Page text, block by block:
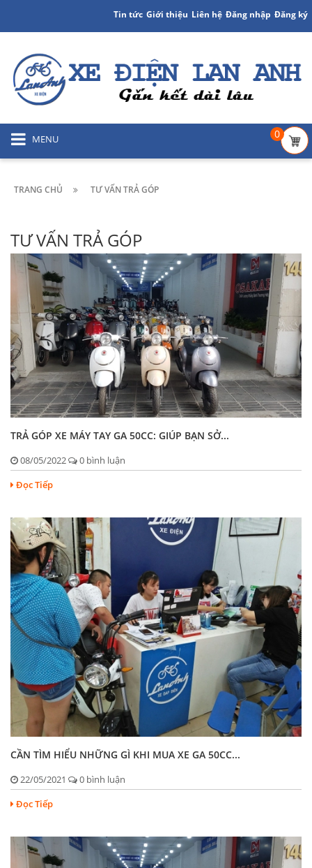
Tin tức Giới thiệu Liên hệ Đăng nhập Đăng ký
MENU 0
TRANG CHỦ TƯ VẤN TRẢ GÓP
TƯ VẤN TRẢ GÓP
TRẢ GÓP XE MÁY TAY GA 50CC: GIÚP BẠN SỞ...
08/05/2022
0 bình luận
Đọc Tiếp
CẦN TÌM HIỂU NHỮNG GÌ KHI MUA XE GA 50CC...
22/05/2021
0 bình luận
Đọc Tiếp